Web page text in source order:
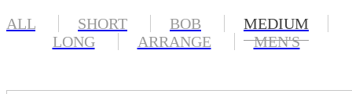
ALL SHORT BOB
MEDIUM
LONG
ARRANGE MEN'S